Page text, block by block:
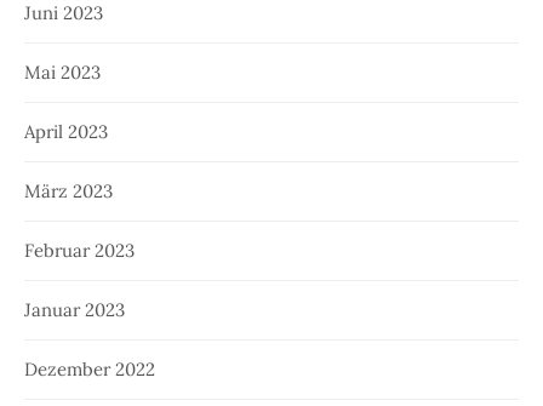
Juni 2023
Mai 2023
April 2023
März 2023
Februar 2023
Januar 2023
Dezember 2022